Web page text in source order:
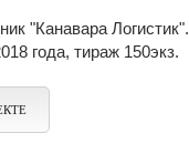
"Канавара Логистик".
года, тираж 150экз.